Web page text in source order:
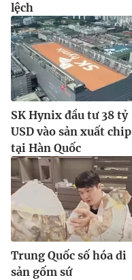
lệch
SK Hynix đầu tư 38 tỷ
USD vào sản xuất chip
tại Hàn Quốc
Trung Quốc số hóa di
sản gốm sứ